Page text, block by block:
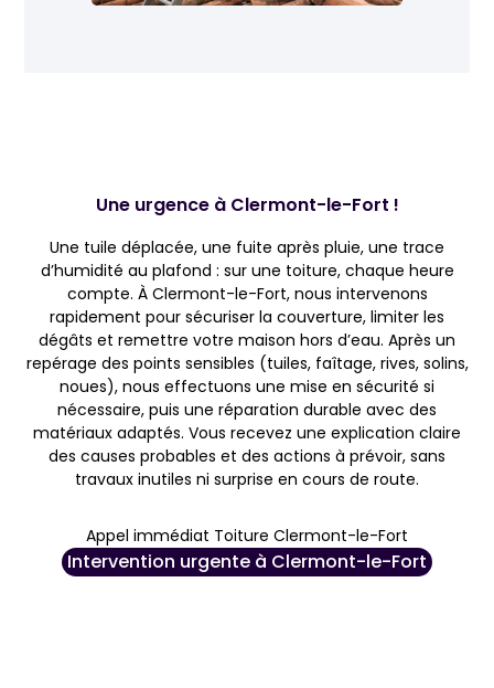
Une urgence à Clermont-le-Fort !
Une tuile déplacée, une fuite après pluie, une trace
d’humidité au plafond : sur une toiture, chaque heure
compte. À Clermont-le-Fort, nous intervenons
rapidement pour sécuriser la couverture, limiter les
dégâts et remettre votre maison hors d’eau. Après un
repérage des points sensibles (tuiles, faîtage, rives, solins,
noues), nous effectuons une mise en sécurité si
nécessaire, puis une réparation durable avec des
matériaux adaptés. Vous recevez une explication claire
des causes probables et des actions à prévoir, sans
travaux inutiles ni surprise en cours de route.
Appel immédiat Toiture Clermont-le-Fort
Intervention urgente à Clermont-le-Fort